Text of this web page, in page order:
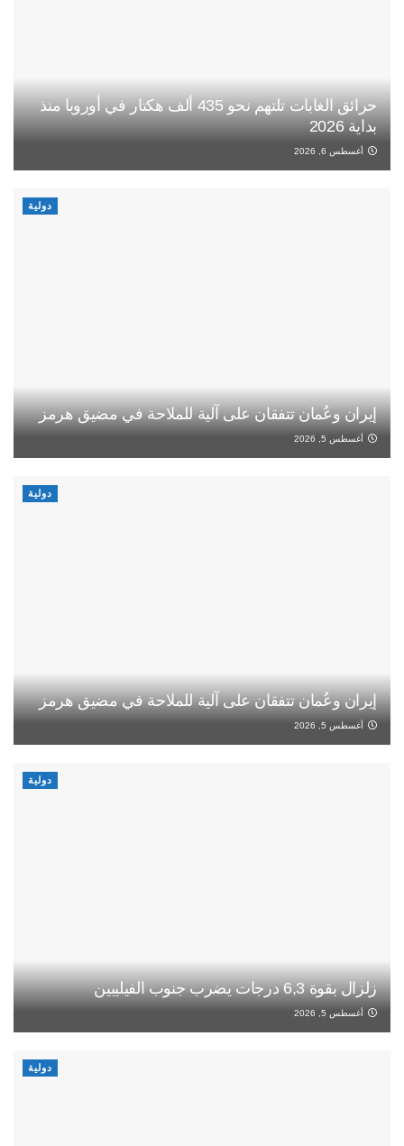
حرائق الغابات تلتهم نحو 435 ألف هكتار في أوروبا منذ
بداية 2026
أغسطس 6, 2026
دولية
إيران وعُمان تتفقان على آلية للملاحة في مضيق هرمز
أغسطس 5, 2026
دولية
إيران وعُمان تتفقان على آلية للملاحة في مضيق هرمز
أغسطس 5, 2026
دولية
زلزال بقوة 6,3 درجات يضرب جنوب الفيليبين
أغسطس 5, 2026
دولية